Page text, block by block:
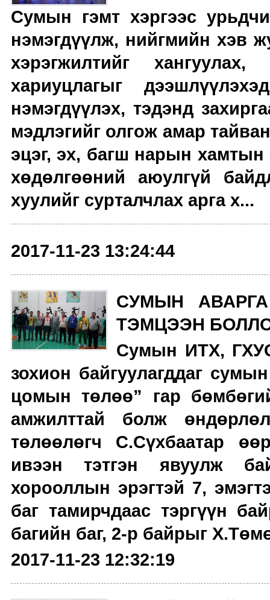
Сумын гэмт хэргээс
нэмэгдүүлж, нийгмийн хэв
хэрэгжилтийг
хариуцлагыг
нэмэгдүүлэх, тэдэнд
мэдлэгийг олгож амар
эцэг, эх, багш нарын хамтын
хөдөлгөөний аюулгүй
хуулийг сурталчлах арга х...
2017-11-23 13:24:44
СУМЫН
ТЭМЦЭЭН
Сумын ИТХ,
зохион байгуулагддаг
цомын төлөө” гар
амжилттай болж
төлөөлөгч С.Сүхбаатар
ивээн тэтгэн явуулж
хорооллын эрэгтэй 7,
баг тамирчдаас тэргүүн
багийн баг, 2-р байрыг
2017-11-23 12:32:19